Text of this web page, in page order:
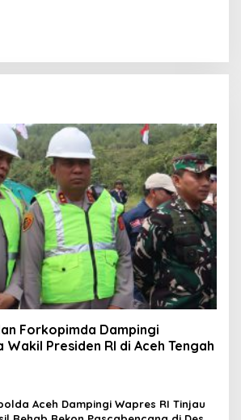
Forkopimda Dampingi
Wakil Presiden RI di Aceh Tengah
Aceh Dampingi Wapres RI Tinjau